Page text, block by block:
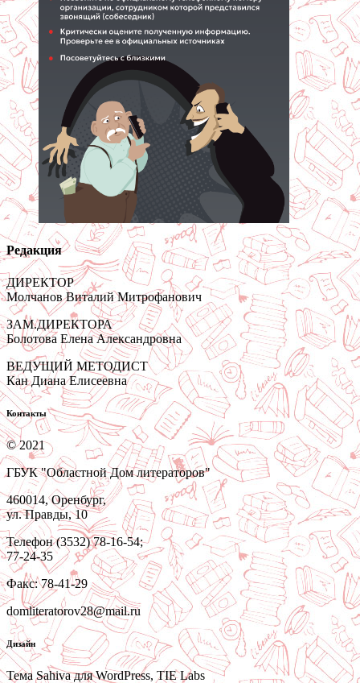
Редакция
ДИРЕКТОР
Молчанов Виталий Митрофанович
ЗАМ.ДИРЕКТОРА
Болотова Елена Александровна
ВЕДУЩИЙ МЕТОДИСТ
Кан Диана Елисеевна
Контакты
© 2021
ГБУК "Областной Дом литераторов"
460014, Оренбург,
ул. Правды, 10
Телефон (3532) 78-16-54;
77-24-35
Факс: 78-41-29
domliteratorov28@mail.ru
Дизайн
Тема Sahiva для WordPress, TIE Labs